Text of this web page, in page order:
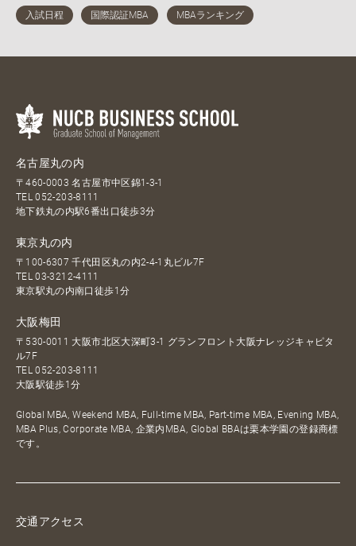
名古屋丸の内
〒460-0003 名古屋市中区錦1-3-1
TEL052-203-8111
地下鉄丸の内駅6番出口徒歩3分
東京丸の内
〒100-6307 千代田区丸の内2-4-1丸ビル7F
TEL03-3212-4111
東京駅丸の内南口徒歩1分
大阪梅田
〒530-0011 大阪市北区大深町3-1 グランフロント大阪ナレッジキャピタ
ル7F
TEL052-203-8111
大阪駅徒歩1分
Global MBA, Weekend MBA, Full-time MBA, Part-time MBA, Evening MBA,
MBA Plus, Corporate MBA, 企業内MBA, Global BBAは栗本学園の登録商標
です。
交通アクセス